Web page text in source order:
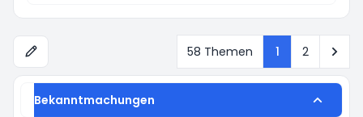
58 Themen 1 2
Bekanntmachungen